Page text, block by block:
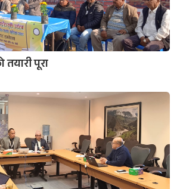
तयारी पूरा